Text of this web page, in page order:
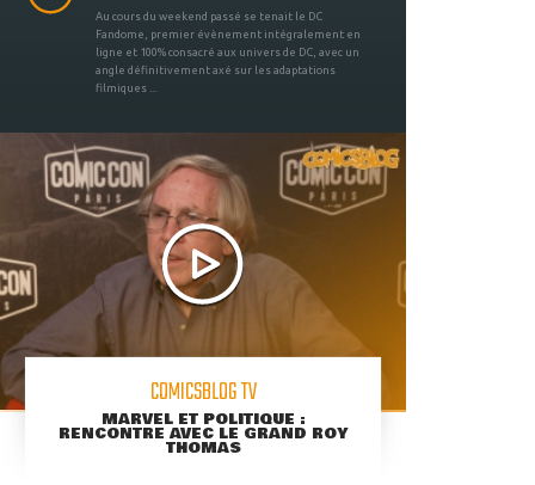
Au cours du weekend passé se tenait le DC
Fandome, premier évènement intégralement en
ligne et 100% consacré aux univers de DC, avec un
angle définitivement axé sur les adaptations
filmiques ...
COMICSBLOG TV
MARVEL ET POLITIQUE :
RENCONTRE AVEC LE GRAND ROY
THOMAS